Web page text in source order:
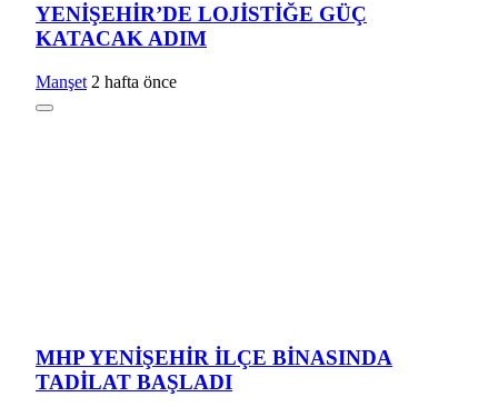
YENİŞEHİR’DE LOJİSTİĞE GÜÇ
KATACAK ADIM
Manşet 2 hafta önce
MHP YENİŞEHİR İLÇE BİNASINDA
TADİLAT BAŞLADI